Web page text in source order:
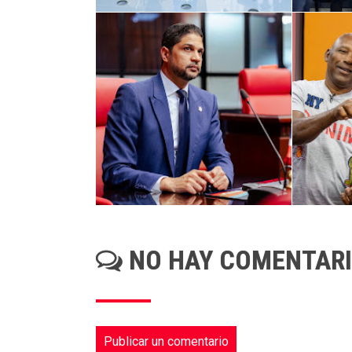
NO HAY
Publicar un comentario